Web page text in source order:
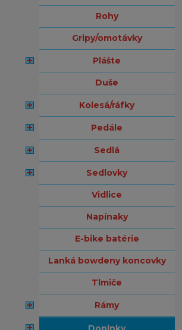
rohy
gripy/omotávky
plášte
duše
kolesá/ráfky
pedále
sedlá
sedlovky
vidlice
napínaky
e-bike batérie
lanká bowdeny koncovky
tlmiče
rámy